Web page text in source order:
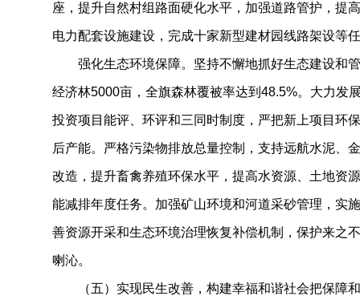
座，提升自然村组路面硬化水平，加强道路管护，提
电力配套设施建设，完成十家新型建材园线路架设等
强化生态环境保障。坚持不懈地抓好生态建设和管
经济林5000亩，全旗森林覆被率达到48.5%。大力发
投资项目能评、环评和三同时制度，严把新上项目环
后产能。严格污染物排放总量控制，支持远航水泥、
改造，提升畜禽养殖环保水平，提高水资源、土地资
能减排年度任务。加强矿山环境和河道采砂管理，实
善资源开采和生态环境治理恢复补偿机制，保护来之
喇沁。
（五）实现民生改善，构建幸福和谐社会把保障和